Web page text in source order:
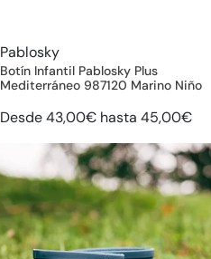
Pablosky
Botín Infantil Pablosky Plus
Mediterráneo 987120 Marino Niño
Desde 43,00€ hasta 45,00€